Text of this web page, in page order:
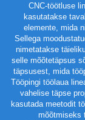
CNC-töötluse
kasutatakse
elemente, mida
Sellega
nimetatakse
selle mõõtetäpsus
täpsusest, mida
Tööpingi töölaua
vahelise täpse
kasutada meetodit
mõõtmiseks